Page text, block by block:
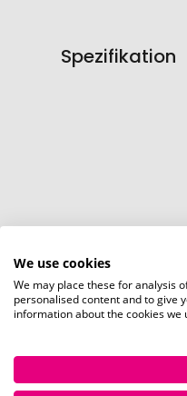
Spezifikation
We use cookies
We may place these for analysis
personalised content and to give
information about the cookies we